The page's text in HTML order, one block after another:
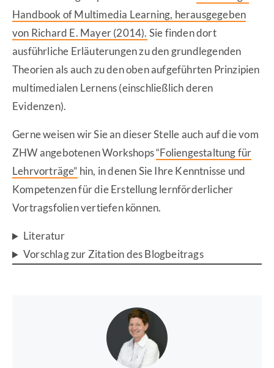
Handbook of Multimedia Learning, herausgegeben
von Richard E. Mayer (2014). Sie finden dort
ausführliche Erläuterungen zu den grundlegenden
Theorien als auch zu den oben aufgeführten Prinzipien
multimedialen Lernens (einschließlich deren
Evidenzen).
Gerne weisen wir Sie an dieser Stelle auch auf die vom
ZHW angebotenen Workshops“Foliengestaltung für
Lehrvorträge” hin, in denen Sie Ihre Kenntnisse und
Kompetenzen für die Erstellung lernförderlicher
Vortragsfolien vertiefen können.
Literatur
Vorschlag zur Zitation des Blogbeitrags